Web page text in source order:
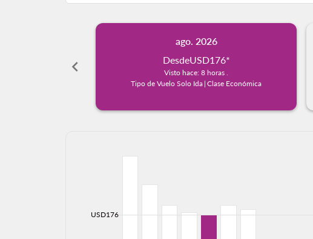
chevron_left
ago. 2026
DesdeUSD176*
Visto hace: 8 horas .
Tipo de Vuelo Solo Ida | Clase Económica
USD176 cmp-daily-histogram-bars-legend-min-price-aria-label USD176